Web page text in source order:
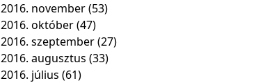
2016. november(53)
2016. október(47)
2016. szeptember(27)
2016. augusztus (33)
2016. július (61)